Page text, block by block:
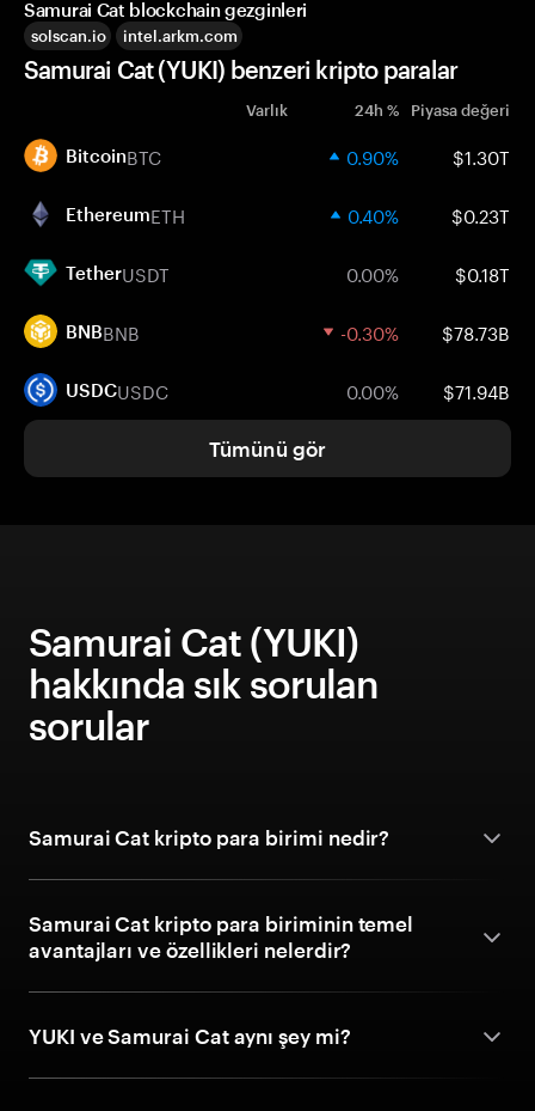
Samurai Cat blockchain gezginleri
solscan.io intel.arkm.com
Samurai Cat (YUKI) benzeri kripto paralar
Varlık 24h % Piyasa değeri
BitcoinBTC 0.90% $1.30T
EthereumETH 0.40% $0.23T
TetherUSDT 0.00% $0.18T
BNBBNB -0.30% $78.73B
USDCUSDC 0.00% $71.94B
Tümünü gör
Samurai Cat (YUKI)
hakkında sık sorulan
sorular
Samurai Cat kripto para birimi nedir?
Samurai Cat kripto para biriminin temel
avantajları ve özellikleri nelerdir?
YUKI ve Samurai Cat aynı şey mi?